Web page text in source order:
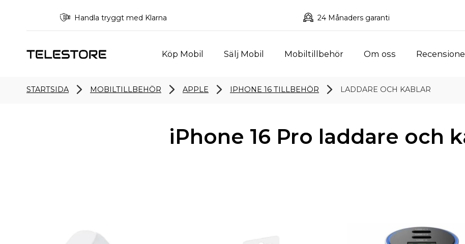
Handla tryggt med Klarna 24 Månaders garanti
Köp Mobil Sälj Mobil Mobiltillbehör Om oss
STARTSIDA MOBILTILLBEHÖR APPLE IPHONE 16 TILLBEHÖR LADDARE OCH KABLAR
iPhone 16 Pro laddare och